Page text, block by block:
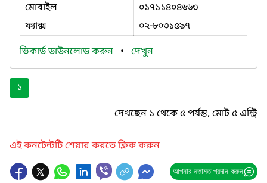
মোবাইল
০১৭১১৪০৪৬৬৩
ফ্যাক্স
০২-৮০৩১৫৯৭
ভিকার্ড ডাউনলোড করুন • দেখুন
১
দেখছেন ১ থেকে ৫ পর্যন্ত, মোট ৫ এন্ট্রি
এই কনটেন্টটি শেয়ার করতে ক্লিক করুন
আপনার মতামত প্রদান করুন